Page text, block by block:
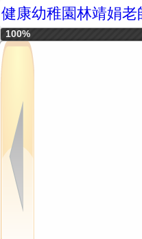
健康幼稚園林靖娟老
100%